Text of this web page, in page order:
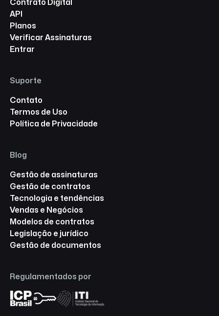
Contrato Digital
API
Planos
Verificar Assinaturas
Entrar
Suporte
Contato
Termos de Uso
Política de Privacidade
Blog
Gestão de assinaturas
Gestão de contratos
Tecnologia e tendências
Vendas e Negócios
Modelos de contratos
Legislação e jurídico
Gestão de documentos
Regulamentados por